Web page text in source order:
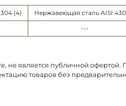
(4) Нержавеющая сталь AISI 430
---
является публичной офертой.
товаров без